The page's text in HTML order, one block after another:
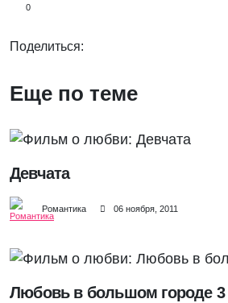
0
Поделиться:
Еще по теме
Девчата
Романтика 06 ноября, 2011
Любовь в большом городе 3